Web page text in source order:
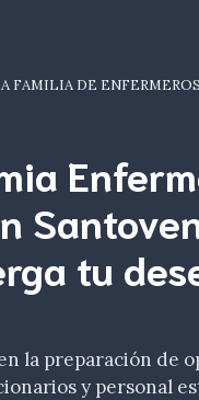
FAMILIA DE
tu
la preparación de
y personal